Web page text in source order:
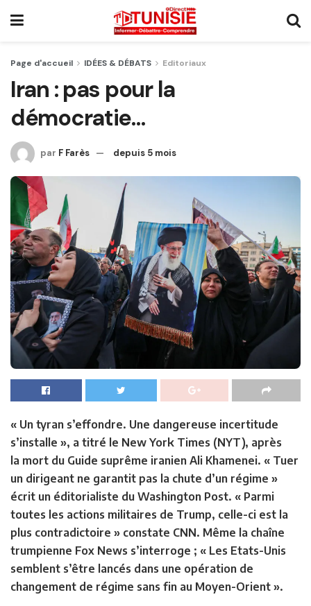
Page d'accueil IDÉES & DÉBATS Editoriaux
Iran : pas pour la
démocratie…
par F Farès depuis 5 mois
« Un tyran s’effondre. Une dangereuse incertitude
s’installe », a titré le New York Times (NYT), après
la mort du Guide suprême iranien Ali Khamenei. « Tuer
un dirigeant ne garantit pas la chute d’un régime »
écrit un éditorialiste du Washington Post. « Parmi
toutes les actions militaires de Trump, celle-ci est la
plus contradictoire » constate CNN. Même la chaîne
trumpienne Fox News s’interroge ; « Les Etats-Unis
semblent s’être lancés dans une opération de
changement de régime sans fin au Moyen-Orient ».